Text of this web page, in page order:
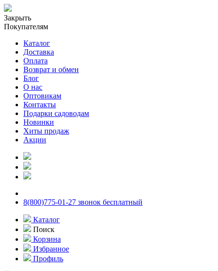
Закрыть
Покупателям
Каталог
Доставка
Оплата
Возврат и обмен
Блог
О нас
Оптовикам
Контакты
Подарки садоводам
Новинки
Хиты продаж
Акции
8(800)775-01-27 звонок бесплатный
Каталог
Поиск
Корзина
Избранное
Профиль